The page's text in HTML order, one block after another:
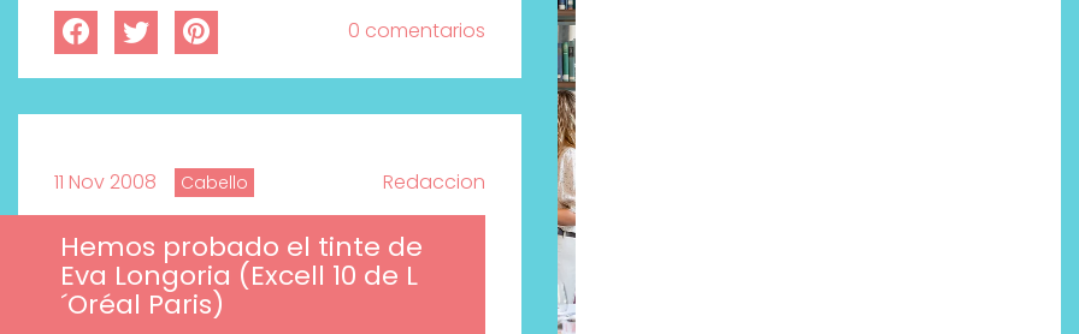
0 comentarios
11 Nov 2008 Cabello Redaccion
Hemos probado el tinte de
Eva Longoria (Excell 10 de L
´Oréal Paris)